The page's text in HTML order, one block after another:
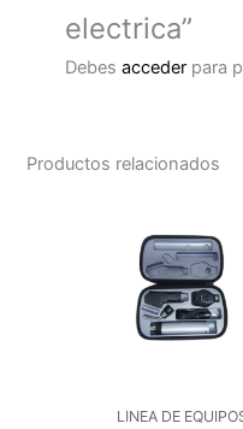
electrica”
Debes accederpara
Productos relacionados
LINEA DE